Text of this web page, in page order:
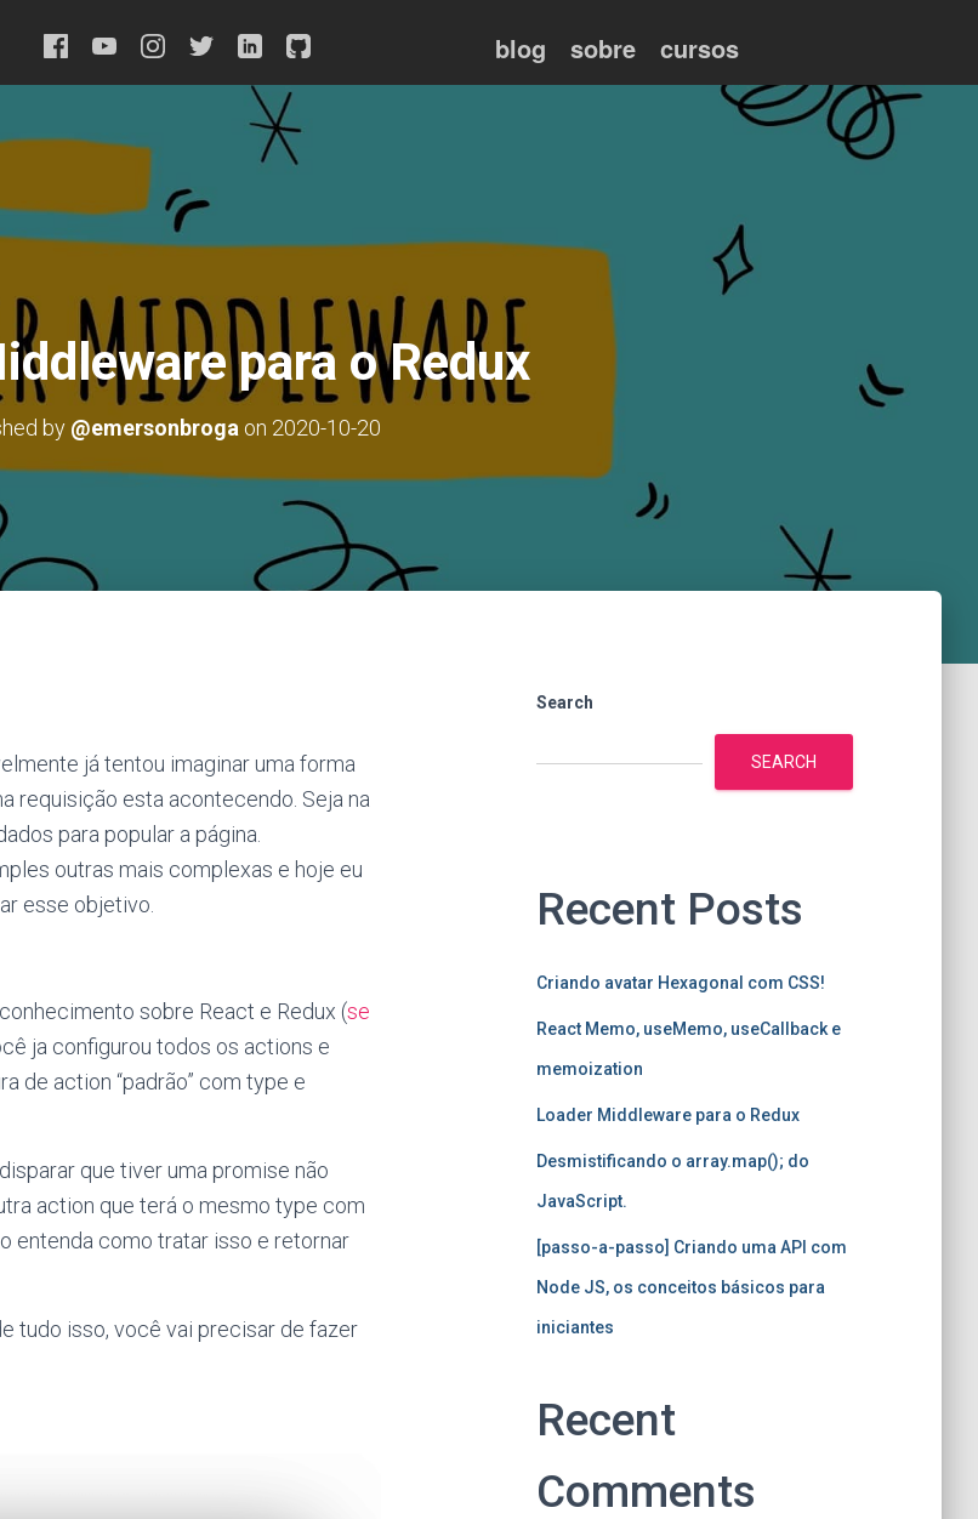
blog sobre cursos
para o Redux
by @emersonbroga on 2020-10-20
já tentou imaginar uma forma
requisição esta acontecendo. Seja na
para popular a página.
outras mais complexas e hoje eu
esse objetivo.
sobre React e Redux (se
ja configurou todos os actions e
de action “padrão” com type e
que tiver uma promise não
action que terá o mesmo type com
entenda como tratar isso e retornar
tudo isso, você vai precisar de fazer
Search
SEARCH
Recent Posts
Criando avatar Hexagonal com CSS!
React Memo, useMemo, useCallback e
memoization
Loader Middleware para o Redux
Desmistificando o array.map(); do
JavaScript.
[passo-a-passo] Criando uma API com
Node JS, os conceitos básicos para
iniciantes
Recent
Comments